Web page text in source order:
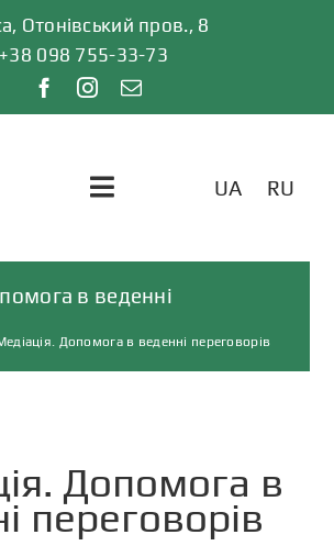
Отонівський пров., 8
+38 098 755-33-73
Toggle
UA RU
в веденні
Допомога в веденні переговорів
Допомога в
переговорів